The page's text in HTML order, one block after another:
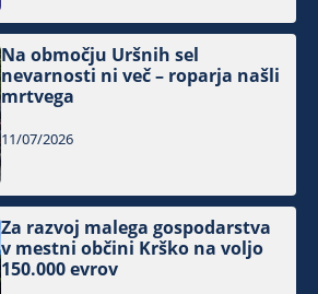
Na območju Uršnih sel
nevarnosti ni več – roparja našli
mrtvega
11/07/2026
Za razvoj malega gospodarstva
v mestni občini Krško na voljo
150.000 evrov